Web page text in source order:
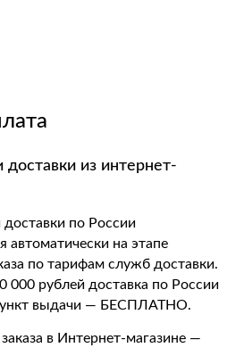
из интернет-
по России
автоматически на этапе
по тарифам служб доставки.
000 рублей доставка по России
выдачи — БЕСПЛАТНО.
в Интернет-магазине —